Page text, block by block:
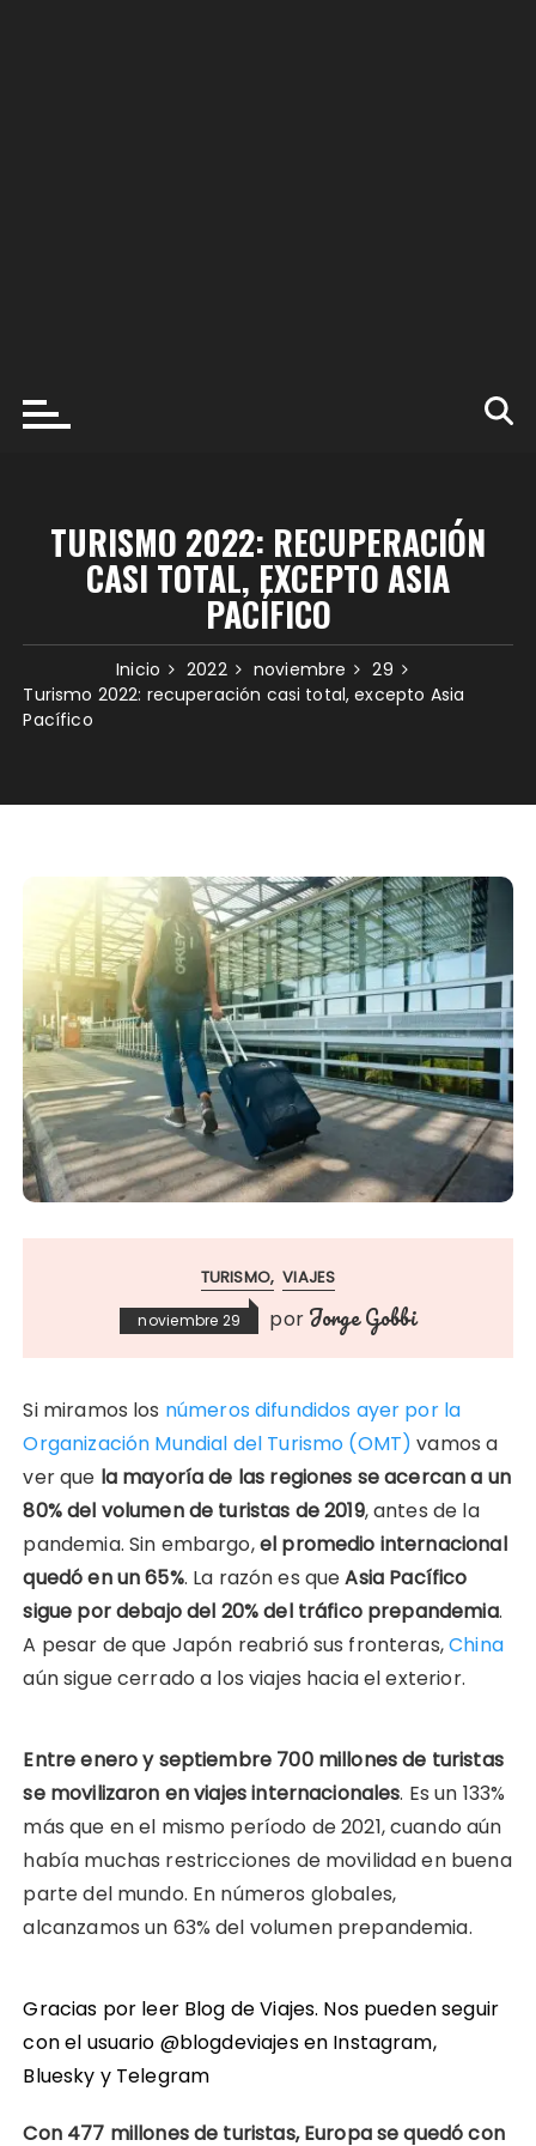
TURISMO 2022: RECUPERACIÓN
CASI TOTAL, EXCEPTO ASIA
PACÍFICO
Inicio 2022 noviembre
29
Turismo 2022: recuperación casi total, excepto Asia
Pacífico
TURISMO VIAJES
noviembre 29 por Jorge Gobbi
Si miramos los números difundidos ayer por la
Organización Mundial del Turismo (OMT)vamos a
ver que la mayoría de las regiones se acercan a un
80% del volumen de turistas de 2019, antes de la
pandemia. Sin embargo,el promedio internacional
quedó en un 65%. La razón es queAsia Pacífico
sigue por debajo del 20% del tráfico prepandemia.
A pesar de que Japón reabrió sus fronteras,China
aún sigue cerrado a los viajes hacia el exterior.
Entre enero y septiembre 700 millones de turistas
se movilizaron en viajes internacionales. Es un 133%
más que en el mismo período de 2021, cuando aún
había muchas restricciones de movilidad en buena
parte del mundo. En números globales,
alcanzamos un 63% del volumen prepandemia.
Gracias por leer Blog de Viajes. Nos pueden seguir
con el usuario @blogdeviajes en Instagram,
Bluesky y Telegram
Con 477 millones de turistas, Europa se quedó con